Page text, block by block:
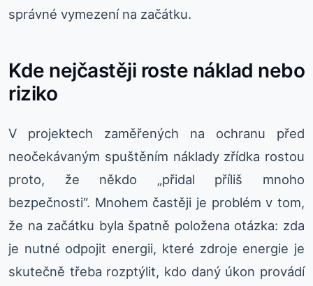
správné vymezení na začátku.
Kde nejčastěji roste náklad nebo
riziko
V projektech zaměřených na ochranu před
neočekávaným spuštěním náklady zřídka rostou
proto, že někdo „přidal příliš mnoho
bezpečnosti“. Mnohem častěji je problém v tom,
že na začátku byla špatně položena otázka: zda
je nutné odpojit energii, které zdroje energie je
skutečně třeba rozptýlit, kdo daný úkon provádí